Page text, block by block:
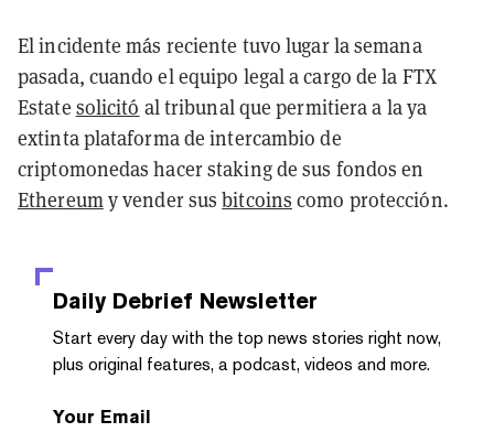
El incidente más reciente tuvo lugar la semana
pasada, cuando el equipo legal a cargo de la FTX
Estate solicitó al tribunal que permitiera a la ya
extinta plataforma de intercambio de
criptomonedas hacer staking de sus fondos en
Ethereumy vender susbitcoins como protección.
Daily Debrief Newsletter
Start every day with the top news stories right now,
plus original features, a podcast, videos and more.
Your Email